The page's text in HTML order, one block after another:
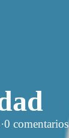
·0 comentarios